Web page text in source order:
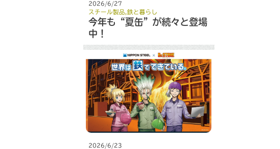
2026/6/27
スチール製品 鉄と暮らし
今年も“夏缶”が続々と登場
中！
2026/6/23